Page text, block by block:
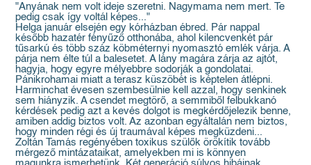
"Anyának nem volt ideje szeretni. Nagymama nem mert. Te
pedig csak így voltál képes..."
Helga január elsején egy kórházban ébred. Pár nappal
később hazatér fényűző otthonába, ahol kilencvenkét pár
tűsarkú és több száz köbméternyi nyomasztó emlék várja. A
párja nem élte túl a balesetet. A lány magára zárja az ajtót,
hagyja, hogy egyre mélyebbre sodorják a gondolatai.
Pánikrohamai miatt a terasz küszöbét is képtelen átlépni.
Harminchat évesen szembesülnie kell azzal, hogy senkinek
sem hiányzik. A csendet megtörő, a semmiből felbukkanó
kérdések pedig azt a kevés dolgot is megkérdőjelezik benne,
amiben addig biztos volt. Az azonban egyáltalán nem biztos,
hogy minden régi és új traumával képes megküzdeni...
Zoltán Tamás regényében toxikus szülők örökítik tovább
mérgező mintázataikat, amelyekben mi is könnyen